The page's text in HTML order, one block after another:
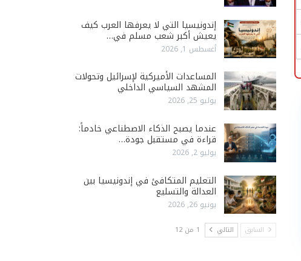
إندونيسيا التي لا يعرفها العرب كيف
يعيش أكبر شعب مسلم في…
أغسطس 1, 2026
المساعدات الأميركية لإسرائيل وتحولات
المشهد السياسي الداخلي
يوليو 25, 2026
عندما يصبح الذكاء الاصطناعي خادماً:
قراءة في مستقبل جودة…
يوليو 2, 2026
التعليم المتكافئ في إندونيسيا بين
العدالة والتسليع
يونيو 26, 2026
السابق التالي 1 من 12